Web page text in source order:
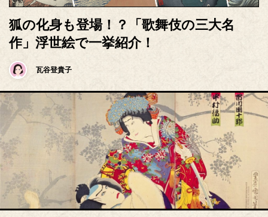
狐の化身も登場！？「歌舞伎の三大名
作」浮世絵で一挙紹介！
瓦谷登貴子